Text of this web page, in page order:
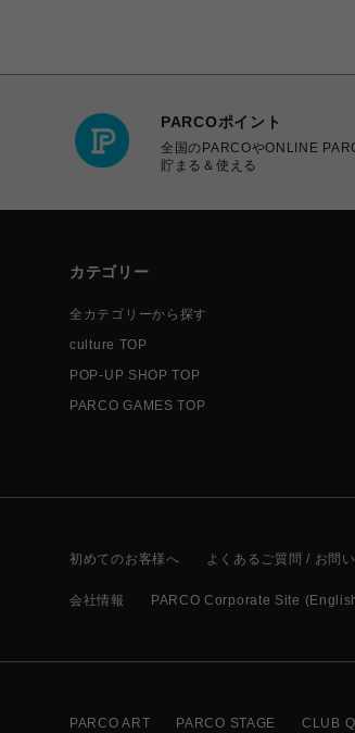
PARCOポイント
全国のPARCOやONLINE
貯まる＆使える
カテゴリー
全カテゴリーから探す
culture TOP
POP-UP SHOP TOP
PARCO GAMES TOP
初めてのお客様へ よくあるご質問 / お問
会社情報 PARCO Corporate Site
PARCO ART PARCO STAGE CLUB